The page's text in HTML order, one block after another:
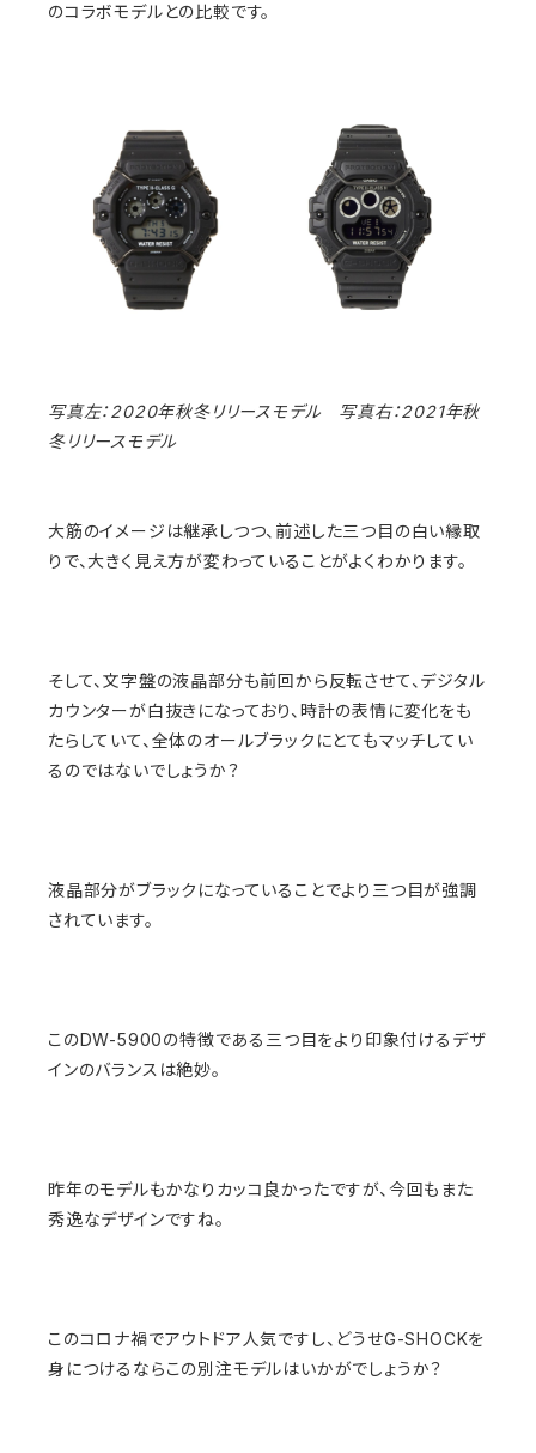
のコラボモデルとの比較です。
写真左：2020年秋冬リリースモデル 写真右：2021年秋
冬リリースモデル
大筋のイメージは継承しつつ、前述した三つ目の白い縁取
りで、大きく見え方が変わっていることがよくわかります。
そして、文字盤の液晶部分も前回から反転させて、デジタル
カウンターが白抜きになっており、時計の表情に変化をも
たらしていて、全体のオールブラックにとてもマッチしてい
るのではないでしょうか？
液晶部分がブラックになっていることでより三つ目が強調
されています。
このDW-5900の特徴である三つ目をより印象付けるデザ
インのバランスは絶妙。
昨年のモデルもかなりカッコ良かったですが、今回もまた
秀逸なデザインですね。
このコロナ禍でアウトドア人気ですし、どうせG-SHOCKを
身につけるならこの別注モデルはいかがでしょうか？